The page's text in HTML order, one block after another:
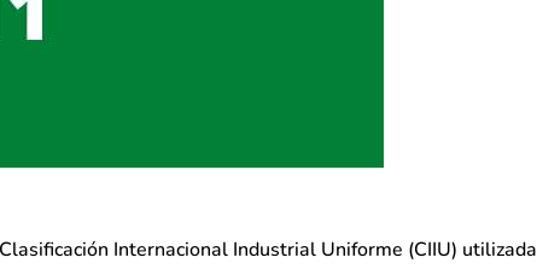
Internacional Industrial Uniforme (CIIU) utilizada